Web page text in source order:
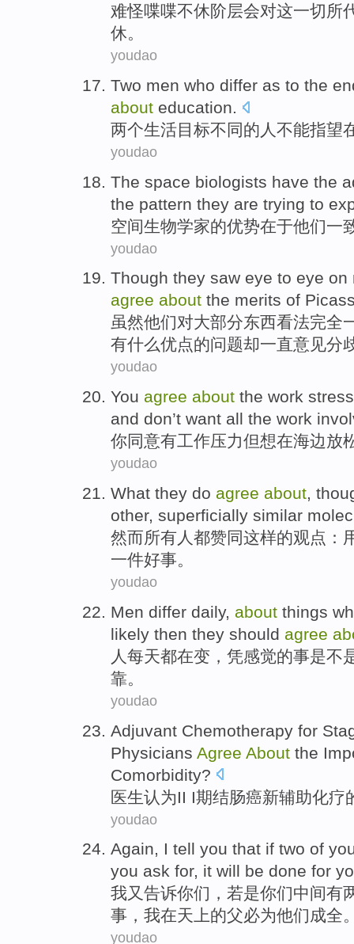
难怪喋喋不休阶层会对这一切所
休。
youdao
Two men who differ as to the
about education.
两个生活目标不同的 人 不能指望
youdao
The space biologists have the
the pattern they are trying to
空间生物学家的优势在于他们一
youdao
Though they saw eye to eye on
agree about the merits of
虽然他们对大部分东西看法完全
有什么优点的问题却一直意见分
youdao
You agree about the work stress
and don’t want all the work
你同意有工作压力但想在海边放
youdao
What they do agree about,
other, superficially similar
然而所有人 都赞同这样的观点 ：
一件好事。
youdao
Men differ daily, about things
likely then they should agree
人 每天都在变， 凭感觉的事是不
靠。
youdao
Adjuvant Chemotherapy for
Physicians Agree About the
Comorbidity?
医生认为II I期结肠癌新辅助化疗
youdao
Again, I tell you that if two of
you ask for, it will be done for
我又 告诉你们 ， 若是你们中间有
事， 我在天上的父必为他们成全
youdao